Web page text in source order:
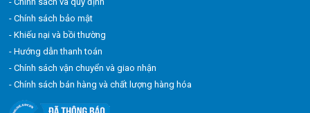
- Chính sách bảo mật
- Khiếu nại và bồi thường
- Hướng dẫn thanh toán
- Chính sách vận chuyển và giao nhận
- Chính sách bán hàng và chất lượng hàng hóa